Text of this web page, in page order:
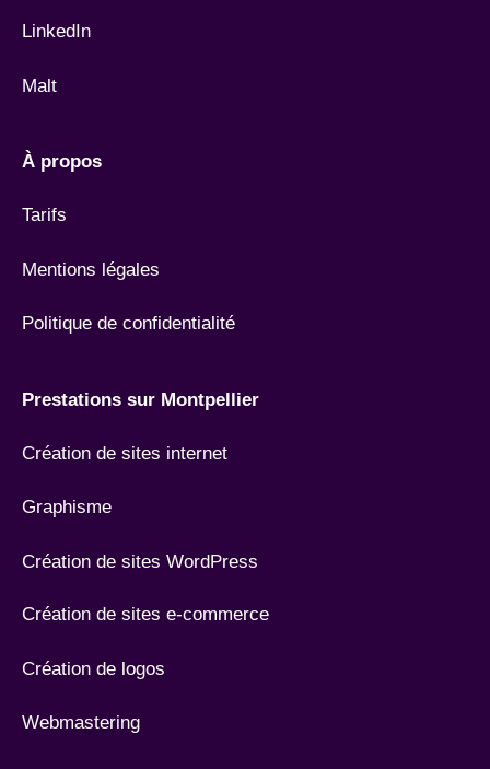
LinkedIn
Malt
À propos
Tarifs
Mentions légales
Politique de confidentialité
Prestations sur Montpellier
Création de sites internet
Graphisme
Création de sites WordPress
Création de sites e-commerce
Création de logos
Webmastering